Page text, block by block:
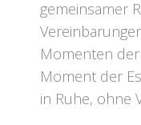
gemeinsamer
Momenten
Moment der
in Ruhe, ohne